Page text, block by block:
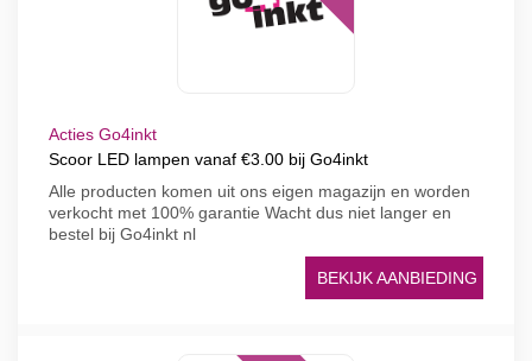
Acties Go4inkt
Scoor LED lampen vanaf €3.00 bij Go4inkt
Alle producten komen uit ons eigen magazijn en worden
verkocht met 100% garantie Wacht dus niet langer en
bestel bij Go4inkt nl
BEKIJK AANBIEDING